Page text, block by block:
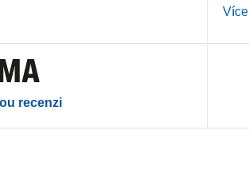
recenzi
Více